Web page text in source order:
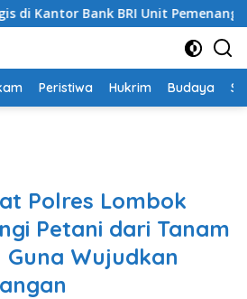
Bank BRI Unit Pemenang
Peristiwa Hukrim Budaya
Polres Lombok
Petani dari Tanam
Guna Wujudkan